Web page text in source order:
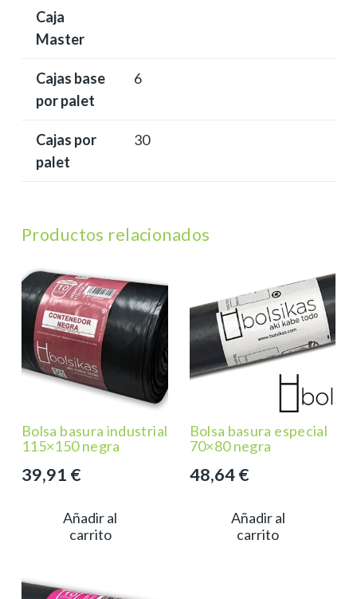
Caja
Master
Cajas base
por palet
6
Cajas por
palet
30
Productos relacionados
Bolsa basura industrial
115×150 negra
39,91 €
Añadir al
carrito
Bolsa basura especial
70×80 negra
48,64€
Añadir al
carrito